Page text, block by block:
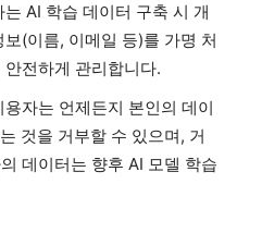
AI 학습 데이터 구축 시 개
(이름, 이메일 등)를 가명 처
전하게 관리합니다.
자는 언제든지 본인의 데이
것을 거부할 수 있으며, 거
데이터는 향후 AI 모델 학습